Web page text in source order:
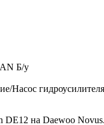
Б/у
Насос
DE12 на Daewoo